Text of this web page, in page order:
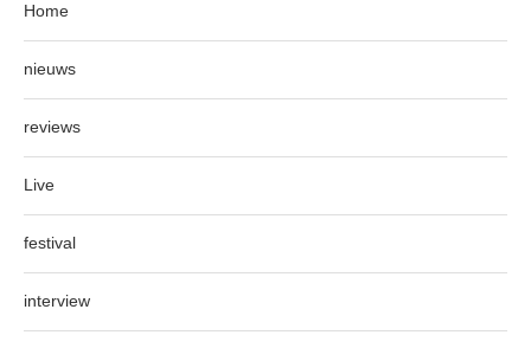
Home
nieuws
reviews
Live
festival
interview